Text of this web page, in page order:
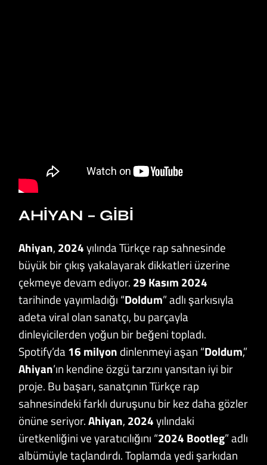
AHIYAN – GIBI
Ahiyan, 2024yılında Türkçe rap sahnesinde
büyük bir çıkış yakalayarak dikkatleri üzerine
çekmeye devam ediyor. 29 Kasım 2024
tarihinde yayımladığı “Doldum” adlı şarkısıyla
adeta viral olan sanatçı, bu parçayla
dinleyicilerden yoğun bir beğeni topladı.
Spotify’da16 milyon dinlenmeyi aşan “Doldum,”
Ahiyan’ın kendine özgü tarzını yansıtan iyi bir
proje. Bu başarı, sanatçının Türkçe rap
sahnesindeki farklı duruşunu bir kez daha gözler
önüne seriyor.Ahiyan, 2024yılındaki
üretkenliğini ve yaratıcılığını “2024 Bootleg” adlı
albümüyle taçlandırdı. Toplamda yedi şarkıdan